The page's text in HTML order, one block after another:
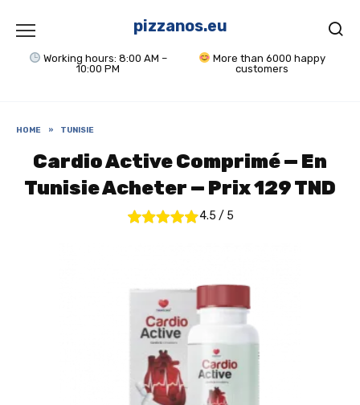
content
pizzanos.eu
Working hours: 8:00 AM –
10:00 PM
More than 6000 happy
customers
HOME » TUNISIE
Cardio Active Comprimé — En
Tunisie Acheter — Prix 129 TND
4.5 / 5